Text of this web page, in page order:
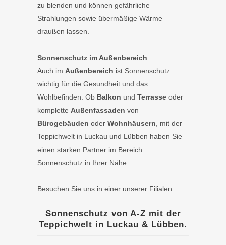
zu blenden und können gefährliche
Strahlungen sowie übermäßige Wärme
draußen lassen.
Sonnenschutz im Außenbereich
Auch im Außenbereich ist Sonnenschutz
wichtig für die Gesundheit und das
Wohlbefinden. Ob Balkon und Terrasse oder
komplette Außenfassaden von
Bürogebäuden oder Wohnhäusern , mit der
Teppichwelt in Luckau und Lübben haben Sie
einen starken Partner im Bereich
Sonnenschutz in Ihrer Nähe.
Besuchen Sie uns in einer unserer Filialen.
Sonnenschutz von A-Z mit der
Teppichwelt in Luckau & Lübben.